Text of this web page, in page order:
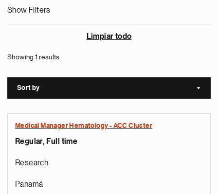
Show Filters
Limpiar todo
Showing 1 results
Sort by Sort
Medical Manager Hematology - ACC Cluster
Regular, Full time
Research
Panamá